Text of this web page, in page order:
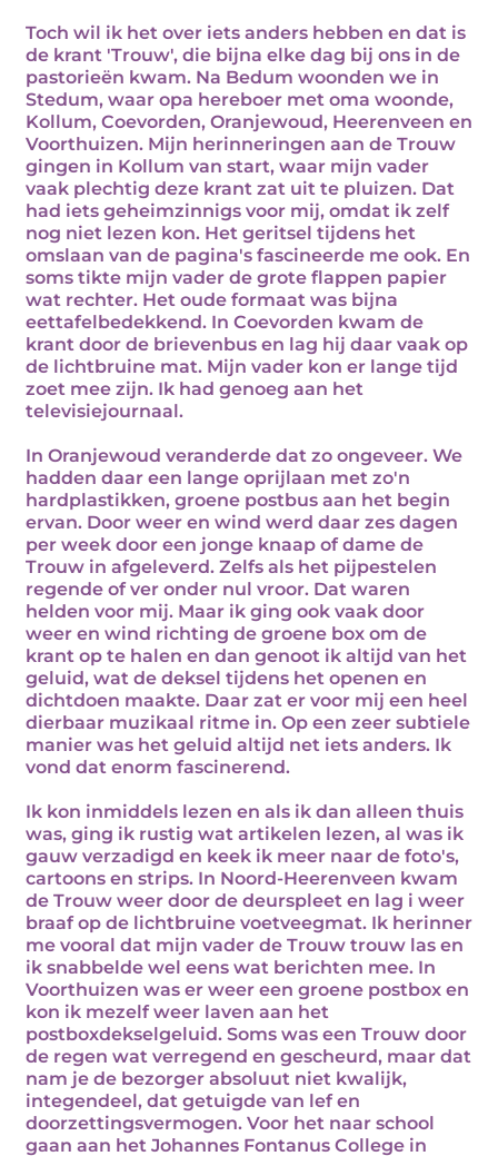
Toch wil ik het over iets anders hebben en dat is
de krant 'Trouw', die bijna elke dag bij ons in de
pastorieën kwam. Na Bedum woonden we in
Stedum, waar opa hereboer met oma woonde,
Kollum, Coevorden, Oranjewoud, Heerenveen en
Voorthuizen. Mijn herinneringen aan de Trouw
gingen in Kollum van start, waar mijn vader
vaak plechtig deze krant zat uit te pluizen. Dat
had iets geheimzinnigs voor mij, omdat ik zelf
nog niet lezen kon. Het geritsel tijdens het
omslaan van de pagina's fascineerde me ook. En
soms tikte mijn vader de grote flappen papier
wat rechter. Het oude formaat was bijna
eettafelbedekkend. In Coevorden kwam de
krant door de brievenbus en lag hij daar vaak op
de lichtbruine mat. Mijn vader kon er lange tijd
zoet mee zijn. Ik had genoeg aan het
televisiejournaal.
In Oranjewoud veranderde dat zo ongeveer. We
hadden daar een lange oprijlaan met zo'n
hardplastikken, groene postbus aan het begin
ervan. Door weer en wind werd daar zes dagen
per week door een jonge knaap of dame de
Trouw in afgeleverd. Zelfs als het pijpestelen
regende of ver onder nul vroor. Dat waren
helden voor mij. Maar ik ging ook vaak door
weer en wind richting de groene box om de
krant op te halen en dan genoot ik altijd van het
geluid, wat de deksel tijdens het openen en
dichtdoen maakte. Daar zat er voor mij een heel
dierbaar muzikaal ritme in. Op een zeer subtiele
manier was het geluid altijd net iets anders. Ik
vond dat enorm fascinerend.
Ik kon inmiddels lezen en als ik dan alleen thuis
was, ging ik rustig wat artikelen lezen, al was ik
gauw verzadigd en keek ik meer naar de foto's,
cartoons en strips. In Noord-Heerenveen kwam
de Trouw weer door de deurspleet en lag i weer
braaf op de lichtbruine voetveegmat. Ik herinner
me vooral dat mijn vader de Trouw trouw las en
ik snabbelde wel eens wat berichten mee. In
Voorthuizen was er weer een groene postbox en
kon ik mezelf weer laven aan het
postboxdekselgeluid. Soms was een Trouw door
de regen wat verregend en gescheurd, maar dat
nam je de bezorger absoluut niet kwalijk,
integendeel, dat getuigde van lef en
doorzettingsvermogen. Voor het naar school
gaan aan het Johannes Fontanus College in